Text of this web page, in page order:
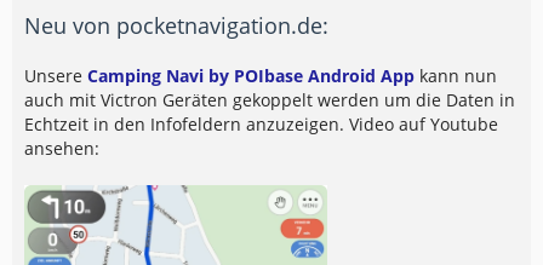
Neu von pocketnavigation.de:
Unsere Camping Navi by POIbase Android App kann nun
auch mit Victron Geräten gekoppelt werden um die Daten in
Echtzeit in den Infofeldern anzuzeigen. Video auf Youtube
ansehen: